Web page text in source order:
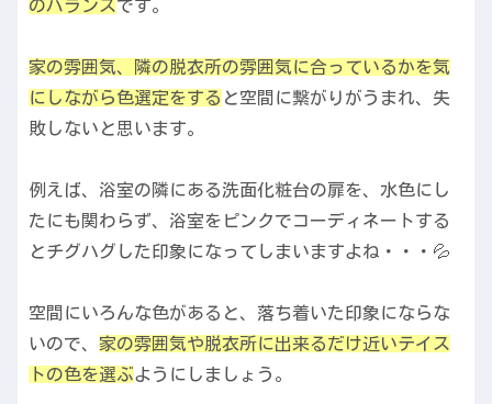
のバランスです。
家の雰囲気、隣の脱衣所の雰囲気に合っているかを気
にしながら色選定をする と空間に繋がりがうまれ、失
敗しないと思います。
例えば、浴室の隣にある洗面化粧台の扉を、水色にし
たにも関わらず、浴室をピンクでコーディネートする
とチグハグした印象になってしまいますよね・・・💦
空間にいろんな色があると、落ち着いた印象にならな
いので、 家の雰囲気や脱衣所に出来るだけ近いテイス
トの色を選ぶようにしましょう。